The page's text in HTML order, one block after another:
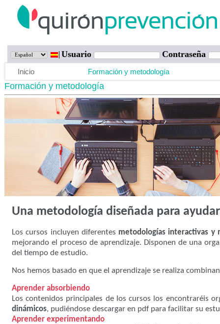
Usuario Contraseña
Inicio Formación y metodología
Formación y metodología
Una metodología diseñada para
Los cursos incluyen diferentes metodologías interactivas y
mejorando el proceso de aprendizaje. Disponen de una
del tiempo de estudio.
Nos hemos basado en que el aprendizaje se realiza
Aprender absorbiendo
Los contenidos principales de los cursos los encontraréis
dinámicos, pudiéndose descargar en pdf para facilitar su
Aprender experimentando